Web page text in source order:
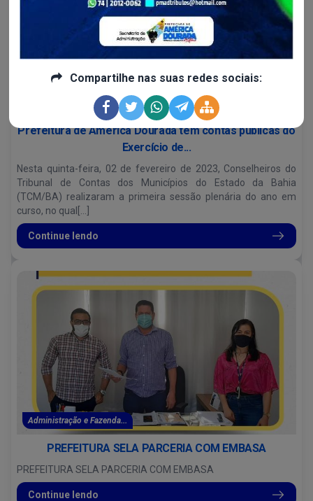
Compartilhe nas suas redes sociais:
Administração e Fazenda...
Prefeitura de América Dourada tem contas públicas do
Exercício de...
Nesta quinta-feira, 02 de fevereiro de 2023, Conselheiros do
Tribunal de Contas dos Municípios do Estado da Bahia
(TCM/BA) realizaram a primeira sessão plenária do ano em
curso, no qual[...]
Continue lendo
Administração e Fazenda...
PREFEITURA SELA PARCERIA COM EMBASA
PREFEITURA SELA PARCERIA COM EMBASA
Continue lendo